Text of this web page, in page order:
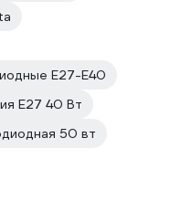
E27-E40
E27 40 Вт
50 вт